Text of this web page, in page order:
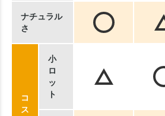
ナチュラル
さ
コ
ス
小
ロ
ッ
ト